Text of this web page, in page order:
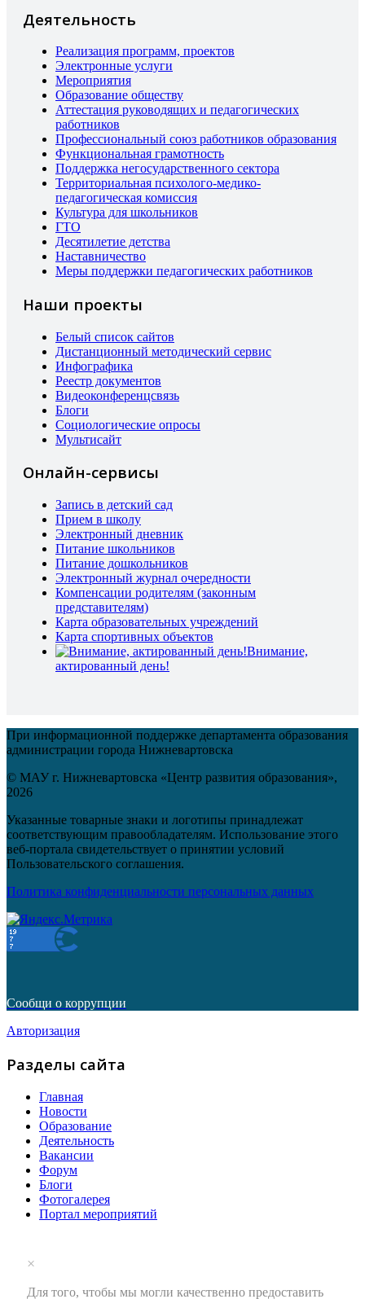
Деятельность
Реализация программ, проектов
Электронные услуги
Мероприятия
Образование обществу
Аттестация руководящих и педагогических
работников
Профессиональный союз работников образования
Функциональная грамотность
Поддержка негосударственного сектора
Территориальная психолого-медико-
педагогическая комиссия
Культура для школьников
ГТО
Десятилетие детства
Наставничество
Меры поддержки педагогических работников
Наши проекты
Белый список сайтов
Дистанционный методический сервис
Инфографика
Реестр документов
Видеоконференцсвязь
Блоги
Социологические опросы
Мультисайт
Онлайн-сервисы
Запись в детский сад
Прием в школу
Электронный дневник
Питание школьников
Питание дошкольников
Электронный журнал очередности
Компенсации родителям (законным
представителям)
Карта образовательных учреждений
Карта спортивных объектов
Внимание,
актированный день!
При информационной поддержке департамента образования
администрации города Нижневартовска
© МАУ г. Нижневартовска «Центр развития образования»,
2026
Указанные товарные знаки и логотипы принадлежат
соответствующим правообладателям. Использование этого
веб-портала свидетельствует о принятии условий
Пользовательского соглашения.
Политика конфиденциальности персональных данных
Сообщи о коррупции
Авторизация
Разделы сайта
Главная
Новости
Образование
Деятельность
Вакансии
Форум
Блоги
Фотогалерея
Портал мероприятий
×
Для того, чтобы мы могли качественно предоставить